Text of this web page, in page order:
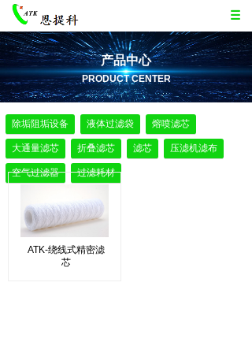
产品中心
PRODUCT CENTER
除垢阻垢设备 液体过滤袋 熔喷滤芯
大通量滤芯 折叠滤芯 滤芯 压滤机滤布
空气过滤器 过滤耗材
ATK-绕线式精密滤
芯